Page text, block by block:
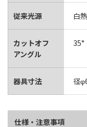
従来光源 白
カットオフ
アングル
35°
器具寸法 径
仕様・注意事項